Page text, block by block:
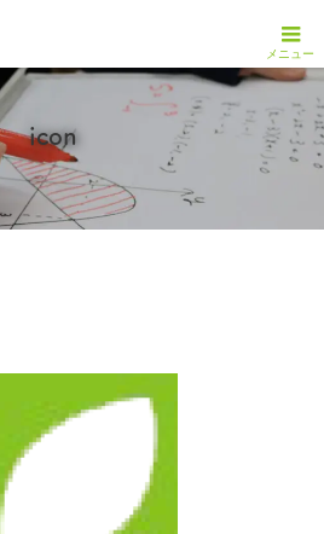
icon